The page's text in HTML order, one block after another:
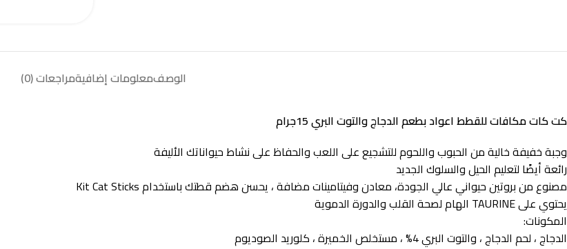
الوصفمعلومات إضافيةمراجعات (0)
كت كات مكافات للقطط اعواد بطعم الدجاج والتوت البري 15جرام
وجبة خفيفة خالية من الحبوب واللحوم للتشجيع على اللعب والحفاظ على نشاط حيواناتك الأليفة
رائعة أيضًا لتعليم الحيل والسلوك الجديد
مصنوع من بروتين حيواني عالي الجودة، معادن وفيتامينات مضافة ، يحسن هضم قطتك باستخدام Kit Cat Sticks
يحتوي على TAURINE الهام لصحة القلب والدورة الدموية
المكونات:
الدجاج ، لحم الدجاج ، والتوت البري 4% ، مستخلص الخميرة ، كلوريد الصوديوم